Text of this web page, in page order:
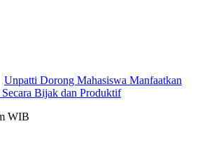
Unpatti Dorong Mahasiswa Manfaatkan
Bijak dan Produktif
WIB